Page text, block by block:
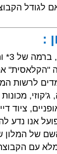
לגודל
:
בית
"הקלאסית"
לרשות
ציוד
אנו נדע
של המלון
עם